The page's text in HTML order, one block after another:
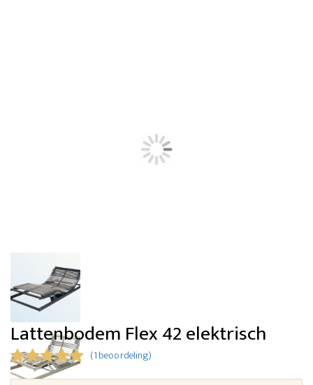
Lattenbodem Flex 42 elektrisch
(1 beoordeling)